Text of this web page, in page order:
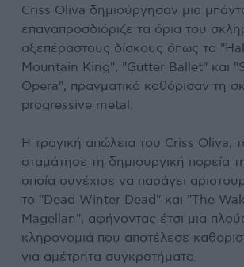
Criss Oliva δημιούργησαν μια
επαναπροσδιόριζε τα όρια του
αξεπέραστους δίσκους όπως τα
Mountain King", "Gutter Ballet" και
Opera", πραγματικά καθόρισαν τη
progressive metal.
Η τραγική απώλεια του Criss Oliva,
σταμάτησε τη δημιουργική πορεία
οποία συνέχισε να παράγει
το "Dead Winter Dead" και "The
Magellan", αφήνοντας έτσι μια
κληρονομιά που αποτέλεσε
για αμέτρητα συγκροτήματα.